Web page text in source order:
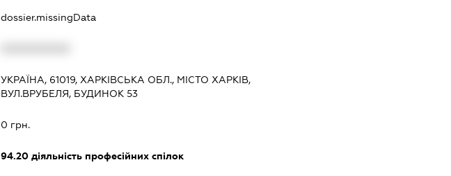
dossier.missingData
УКРАЇНА, 61019, ХАРКІВСЬКА ОБЛ., МІСТО ХАРКІВ,
ВУЛ.ВРУБЕЛЯ, БУДИНОК 53
0 грн.
94.20 діяльність професійних спілок